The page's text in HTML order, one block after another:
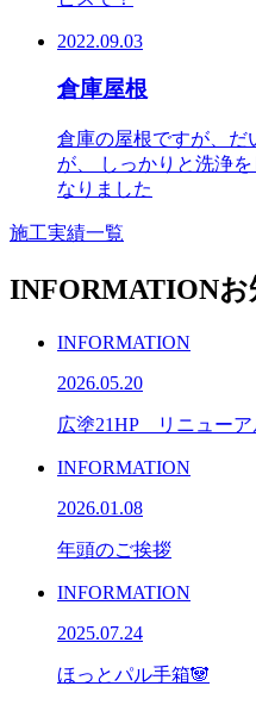
2022.09.03
倉庫屋根
倉庫の屋根ですが、だ
が、 しっかりと洗浄
なりました
施工実績一覧
INFORMATIONお
INFORMATION
2026.05.20
広塗21HP リニューア
INFORMATION
2026.01.08
年頭のご挨拶
INFORMATION
2025.07.24
ほっとパル手箱🐼